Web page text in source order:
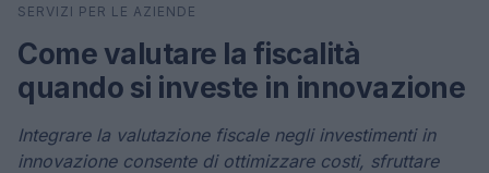
Cerca
SERVIZI PER LE AZIENDE
Come valutare la fiscalità
quando si investe in innovazione
Integrare la valutazione fiscale negli investimenti in
innovazione consente di ottimizzare costi, sfruttare